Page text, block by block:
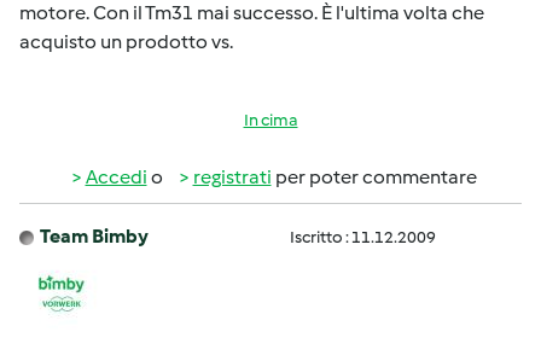
motore. Con il Tm31 mai successo. È l'ultima volta che
acquisto un prodotto vs.
In cima
Accedi o registrati per poter commentare
Team Bimby Iscritto : 11.12.2009